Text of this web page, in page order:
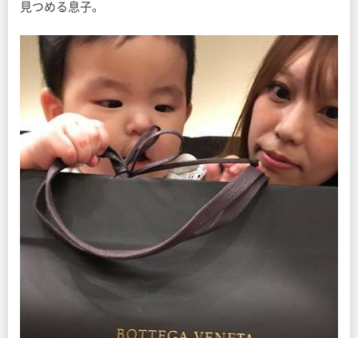
見つめる息子。